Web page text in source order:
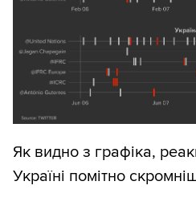
Як видно з графіка,
Україні помітно